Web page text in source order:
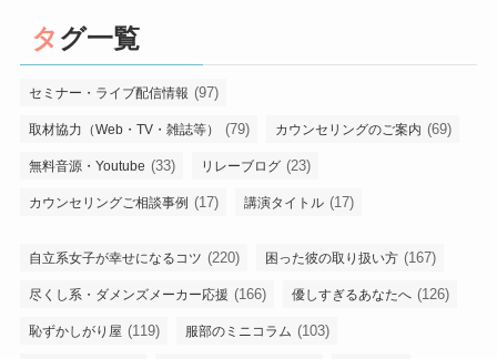
タグ一覧
セミナー・ライブ配信情報 (97)
取材協力（Web・TV・雑誌等） (79) カウンセリングのご案内 (69)
無料音源・Youtube (33) リレーブログ (23)
カウンセリングご相談事例 (17) 講演タイトル (17)
自立系女子が幸せになるコツ (220) 困った彼の取り扱い方 (167)
尽くし系・ダメンズメーカー応援 (166) 優しすぎるあなたへ (126)
恥ずかしがり屋 (119) 服部のミニコラム (103)